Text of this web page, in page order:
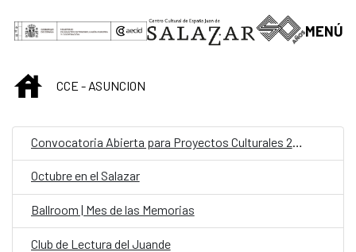
Saltar al contenido principal
MENÚ
INICIOCCE - ASUNCION
Octubre en el Salazar
Ballroom | Mes de las Memorias
Club de Lectura del Juande